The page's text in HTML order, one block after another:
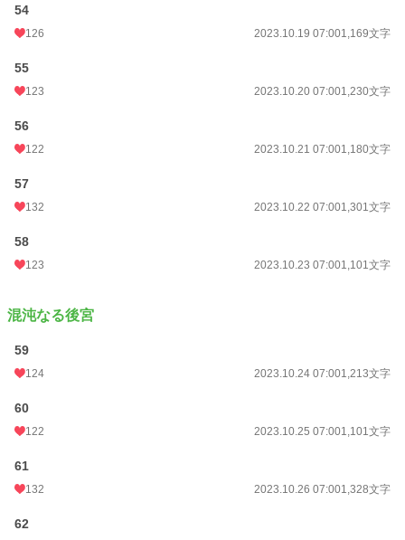
54
126 2023.10.19 07:001,169文字
55
123 2023.10.20 07:001,230文字
56
122 2023.10.21 07:001,180文字
57
132 2023.10.22 07:001,301文字
58
123 2023.10.23 07:001,101文字
混沌なる後宮
59
124 2023.10.24 07:001,213文字
60
122 2023.10.25 07:001,101文字
61
132 2023.10.26 07:001,328文字
62